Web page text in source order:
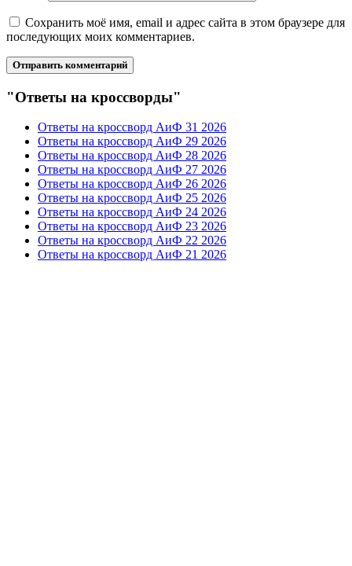
Сохранить моё имя, email и адрес сайта в этом браузере для
последующих моих комментариев.
"Ответы на кроссворды"
Ответы на кроссворд АиФ 31 2026
Ответы на кроссворд АиФ 29 2026
Ответы на кроссворд АиФ 28 2026
Ответы на кроссворд АиФ 27 2026
Ответы на кроссворд АиФ 26 2026
Ответы на кроссворд АиФ 25 2026
Ответы на кроссворд АиФ 24 2026
Ответы на кроссворд АиФ 23 2026
Ответы на кроссворд АиФ 22 2026
Ответы на кроссворд АиФ 21 2026